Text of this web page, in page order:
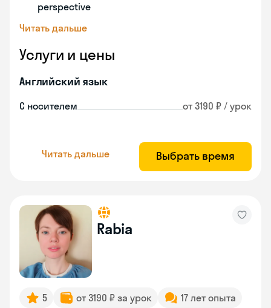
perspective
Читать дальше
Услуги и цены
Английский язык
С носителем от 3190 ₽ / урок
Читать дальше Выбрать время
Rabia
5 от 3190 ₽ за урок
17 лет опыта